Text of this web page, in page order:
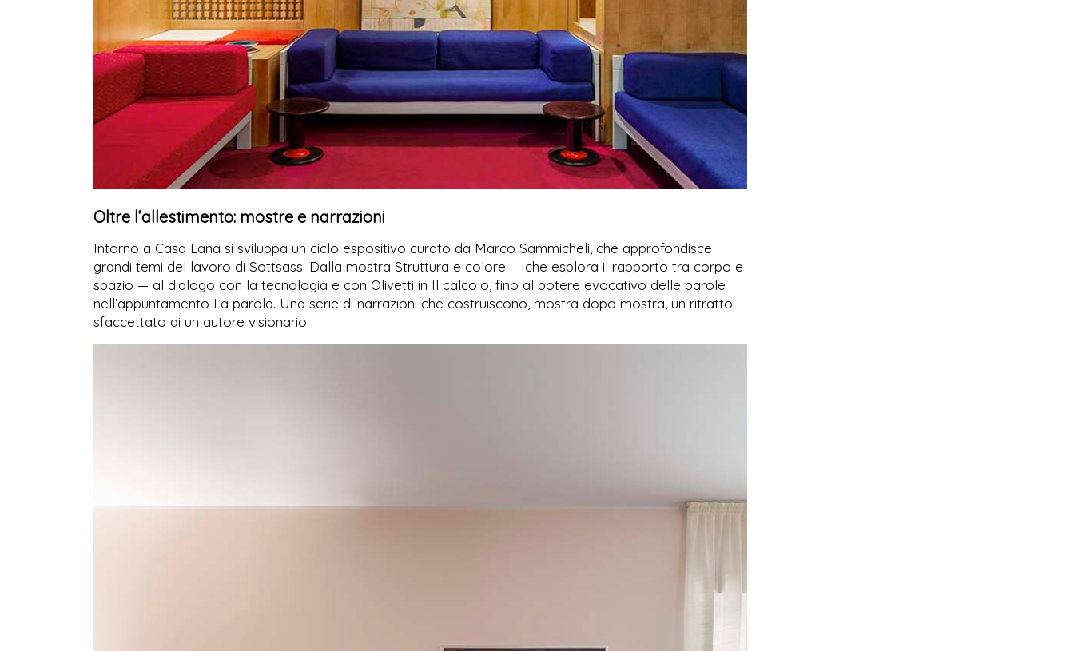
Oltre l’allestimento: mostre e narrazioni
Intorno a Casa Lana si sviluppa un ciclo espositivo curato da Marco Sammicheli, che approfondisce
grandi temi del lavoro di Sottsass. Dalla mostra Struttura e colore — che esplora il rapporto tra corpo e
spazio — al dialogo con la tecnologia e con Olivetti in Il calcolo, fino al potere evocativo delle parole
nell’appuntamento La parola. Una serie di narrazioni che costruiscono, mostra dopo mostra, un ritratto
sfaccettato di un autore visionario.